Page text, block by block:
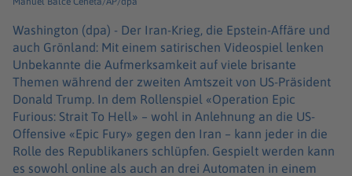
Washington (dpa) - Der Iran-Krieg, die Epstein-Affäre und
auch Grönland: Mit einem satirischen Videospiel lenken
Unbekannte die Aufmerksamkeit auf viele brisante
Themen während der zweiten Amtszeit von US-Präsident
Donald Trump. In dem Rollenspiel «Operation Epic
Furious: Strait To Hell» – wohl in Anlehnung an die US-
Offensive «Epic Fury» gegen den Iran – kann jeder in die
Rolle des Republikaners schlüpfen. Gespielt werden kann
es sowohl online als auch an drei Automaten in einem